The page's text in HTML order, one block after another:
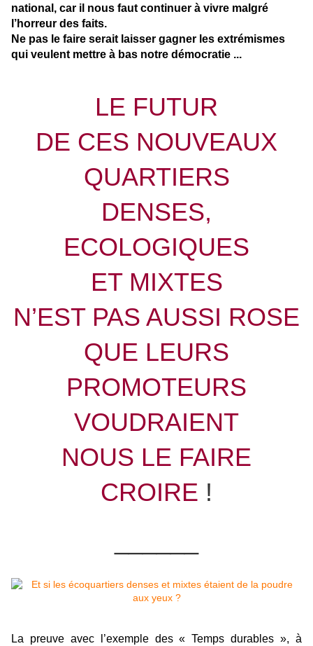
national, car il nous faut continuer à vivre malgré
l’horreur des faits.
Ne pas le faire serait laisser gagner les extrémismes
qui veulent mettre à bas notre démocratie ...
LE FUTUR
DE CES NOUVEAUX
QUARTIERS
DENSES,
ECOLOGIQUES
ET MIXTES
N’EST PAS AUSSI ROSE
QUE LEURS
PROMOTEURS
VOUDRAIENT
NOUS LE FAIRE
CROIRE !
La preuve avec l’exemple des « Temps durables », à